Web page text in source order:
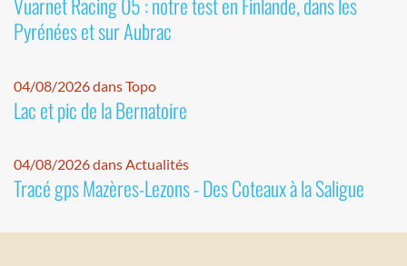
Pyrénées et sur Aubrac
04/08/2026 dans Topo
Lac et pic de la Bernatoire
04/08/2026 dans Actualités
Tracé gps Mazères-Lezons - Des Coteaux à la Saligue